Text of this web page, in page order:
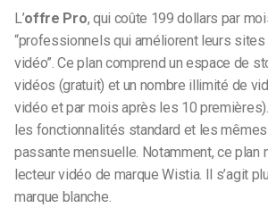
L’offre Pro, qui coûte 199 dollars par
“professionnels qui améliorent leurs sites
vidéo”. Ce plan comprend un espace de
vidéos (gratuit) et un nombre illimité de
vidéo et par mois après les 10
les fonctionnalités standard et les
passante mensuelle. Notamment, ce plan
lecteur vidéo de marque Wistia. Il s’agit
marque blanche.